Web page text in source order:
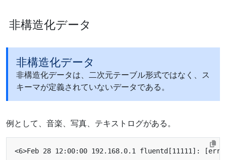
非構造化データ
非構造化データ
非構造化データは、二次元テーブル形式ではなく、ス
キーマが定義されていないデータである。
例として、音楽、写真、テキストログがある。